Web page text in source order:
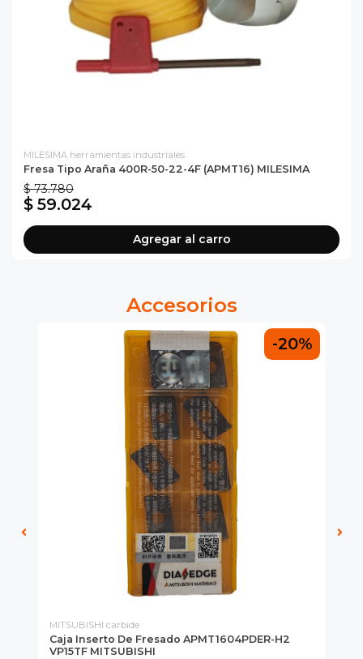
MILESIMA herramientas industriales
Fresa Tipo Araña 400R-50-22-4F (APMT16) MILESIMA
$ 73.780
$ 59.024
Agregar al carro
Accesorios
-20%
MITSUBISHI carbide
Caja Inserto De Fresado APMT1604PDER-H2
VP15TF MITSUBISHI